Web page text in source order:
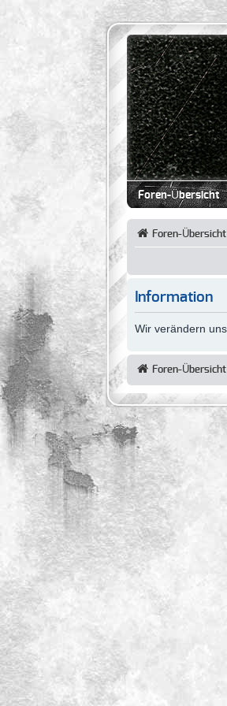
Foren-Übersicht
Foren-Übersicht
Information
Wir verändern
Foren-Übersicht